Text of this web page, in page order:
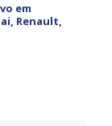
em
Renault,